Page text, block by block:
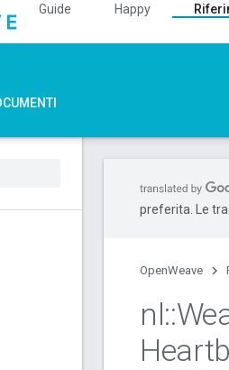
Guide Happy
preferita. Le
OpenWeave
nl::